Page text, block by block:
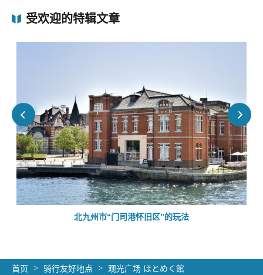
受欢迎的特辑文章
北九州市“门司港怀旧区”的玩法
首页 骑行友好地点 观光广场 ほとめく館